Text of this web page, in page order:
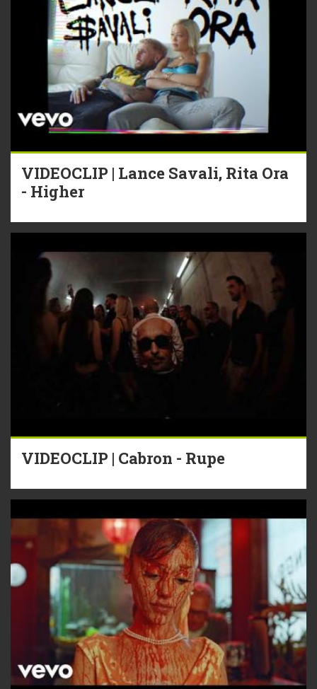
VIDEOCLIP | Lance Savali, Rita Ora
- Higher
VIDEOCLIP | Cabron - Rupe